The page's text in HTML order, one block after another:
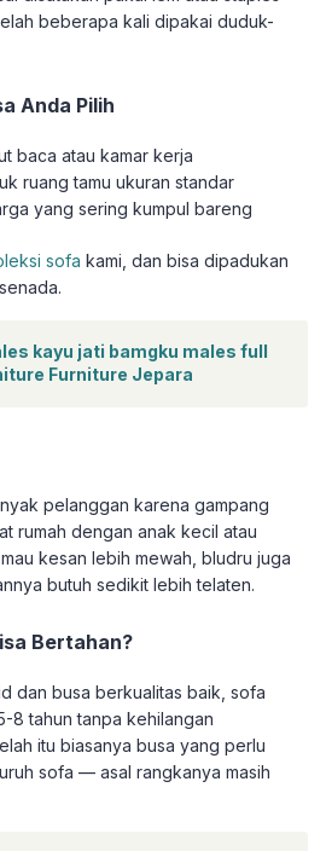
beberapa kali dipakai duduk-
Anda Pilih
baca atau kamar kerja
ruang tamu ukuran standar
yang sering kumpul bareng
sofa kami, dan bisa dipadukan
kayu jati bamgku males full
Furniture Jepara
pelanggan karena gampang
rumah dengan anak kecil atau
kesan lebih mewah, bludru juga
butuh sedikit lebih telaten.
Bertahan?
dan busa berkualitas baik, sofa
8 tahun tanpa kehilangan
itu biasanya busa yang perlu
sofa — asal rangkanya masih